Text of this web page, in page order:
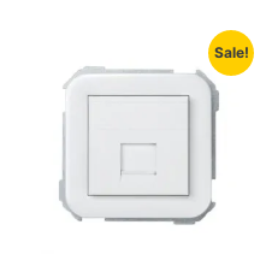
Sale!